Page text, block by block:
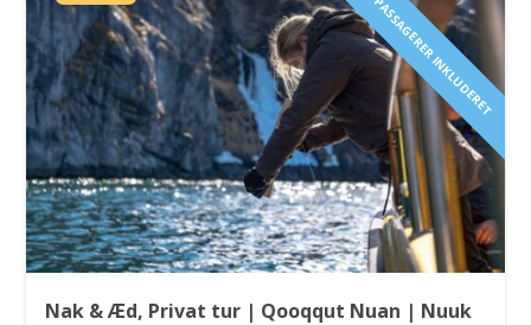
1 TIL 6 PASSAGERER INKLUDERET
Nak & Æd, Privat tur | Qooqqut Nuan | Nuuk